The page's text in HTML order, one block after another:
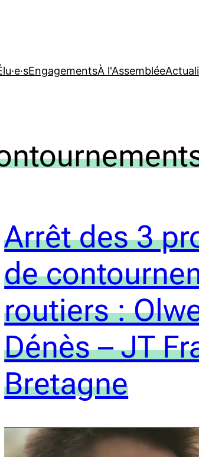
EngagementsÀ l'Assemblée
Arrêt des 3
de
routiers :
Dénès – JT
Bretagne